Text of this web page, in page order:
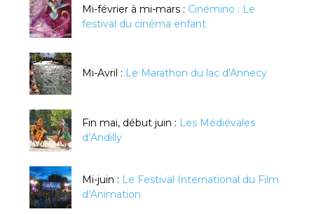
Mi-février à mi-mars : Cinémino : Le
festival du cinéma enfant
Mi-Avril : Le Marathon du lac d'Annecy
Fin mai, début juin : Les Médiévales
d’Andilly
Mi-juin : Le Festival International du Film
d’Animation